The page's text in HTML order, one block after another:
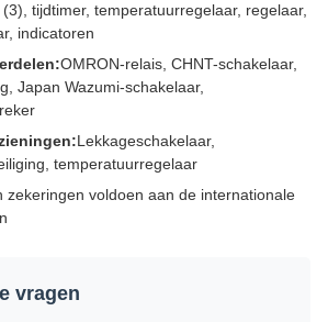
tijdtimer, temperatuurregelaar, regelaar,
indicatoren
OMRON-relais, CHNT-schakelaar,
Japan Wazumi-schakelaar,
Lekkageschakelaar,
temperatuurregelaar
zekeringen voldoen aan de internationale
vragen